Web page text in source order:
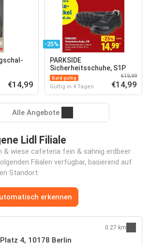
€14,99
-25%
PARKSIDE
Sicherheitsschuhe, S1P
Bald gültig
Gültig in 4 Tagen
€19,99
€14,99
Alle Angebote
Lidl Filiale
& wiese cafeteria fein & sahnig erdbeer
Filialen verfügbar, basierend auf
Standort:
erkennen
4, 10178 Berlin
0.27 km